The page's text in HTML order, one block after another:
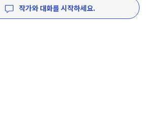
작가와 대화를 시작하세요.